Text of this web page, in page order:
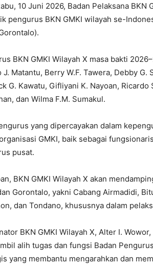
10 Juni 2026, Badan Pelaksana
pengurus BKN GMKI wilayah se-
BKN GMKI Wilayah X masa bakti
J. Matantu, Berry W.F. Tawera, Debby
G. Kawatu, Gifliyani K. Nayoan,
dan Wilma F.M. Sumakul.
yang dipercayakan dalam
GMKI, baik sebagai
pusat.
BKN GMKI Wilayah X akan
Gorontalo, yakni Cabang Airmadidi,
dan Tondano, khususnya dalam
BKN GMKI Wilayah X, Alter I.
alih tugas dan fungsi Badan
yang membantu mengarahkan dan